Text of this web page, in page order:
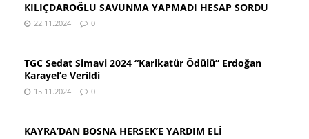
KILIÇDAROĞLU SAVUNMA YAPMADI HESAP SORDU
22.11.2024 0
TGC Sedat Simavi 2024 “Karikatür Ödülü” Erdoğan
Karayel’e Verildi
15.11.2024 0
KAYRA’DAN BOSNA HERSEK’E YARDIM ELİ